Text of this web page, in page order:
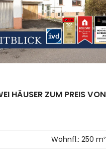
HÄUSER ZUM PREIS VON
Wohnfl.: 250 m²